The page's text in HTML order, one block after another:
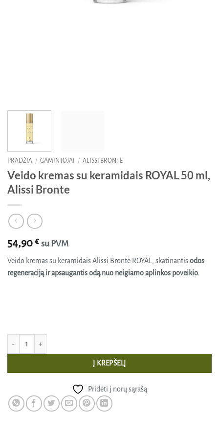
PRADŽIA / GAMINTOJAI / ALISSI BRONTE
Veido kremas su keramidais ROYAL 50 ml,
Alissi Bronte
54,90 € su PVM
Veido kremas su keramidais Alissi Brontë ROYAL, skatinantisodos
regeneraciją ir apsaugantis odą nuo neigiamo aplinkos poveikio.
Į KREPŠELĮ
Pridėti į norų sąrašą